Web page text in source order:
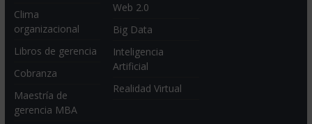
Clima
organizacional
Libros de gerencia
Cobranza
Maestría de
gerencia MBA
Web 2.0
Big Data
Inteligencia
Artificial
Realidad Virtual